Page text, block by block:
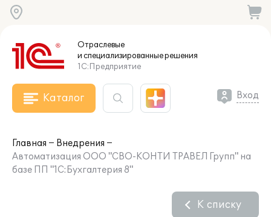
Отраслевые
и специализированныерешения
1С:Предприятие
Каталог Вход
Главная
Внедрения
Автоматизация ООО "СВО-КОНТИ ТРАВЕЛ Групп" на
базе ПП "1С:Бухгалтерия 8"
К списку